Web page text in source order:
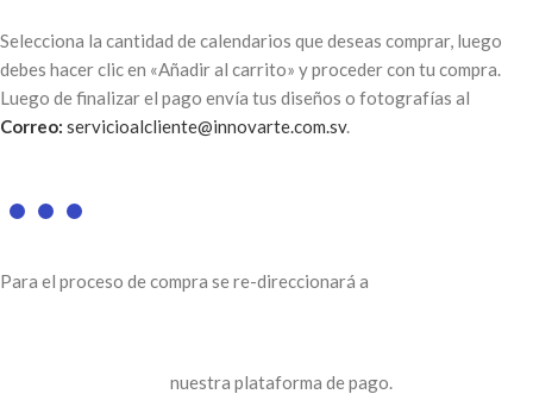
Selecciona la cantidad de calendarios que deseas comprar, luego
debes hacer clic en «Añadir al carrito» y proceder con tu compra.
Luego de finalizar el pago envía tus diseños o fotografías al
Correo: servicioalcliente@innovarte.com.sv.
Para el proceso de compra se re-direccionará a
nuestra plataforma de pago.